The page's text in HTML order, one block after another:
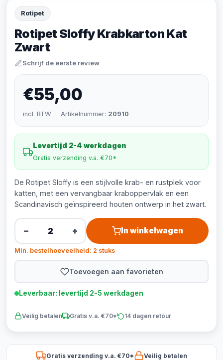
Rotipet
Rotipet Sloffy Krabkarton Kat
Zwart
Schrijf de eerste review
€55,00
incl. BTW · Artikelnummer: 20910
Levertijd 2-4 werkdagen
Gratis verzending v.a. €70*
De Rotipet Sloffy is een stijlvolle krab- en rustplek voor
katten, met een vervangbaar kraboppervlak en een
Scandinavisch geïnspireerd houten ontwerp in het zwart.
− + In winkelwagen
Min. bestelhoeveelheid: 2 stuks
Toevoegen aan favorieten
Leverbaar: levertijd 2-5 werkdagen
Veilig betalen Gratis v.a. €70* 14 dagen retour
Gratis verzending v.a. €70*
Veilig betalen